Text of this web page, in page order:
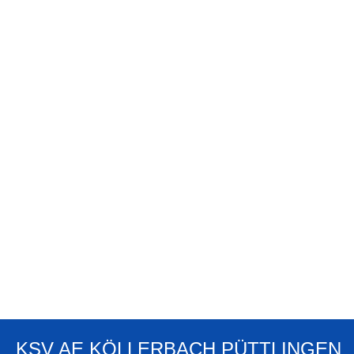
KSV AE KÖLLERBACH PÜTTLINGEN